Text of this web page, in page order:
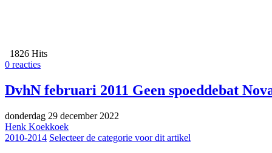
1826 Hits
0 reacties
DvhN februari 2011 Geen spoeddebat
donderdag 29 december 2022
Henk Koekkoek
2010-2014 Selecteer de categorie voor dit artikel